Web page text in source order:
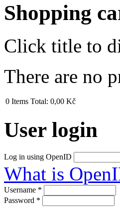
Shopping
Click title to
There are no
0 Items Total: 0,00 Kč
User login
Log in using OpenID
What is
Username *
Password *